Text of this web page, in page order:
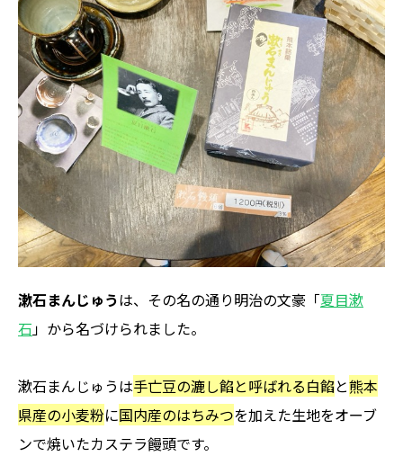
漱石まんじゅうは、その名の通り明治の文豪「夏目漱
石」から名づけられました。
漱石まんじゅうは手亡豆の漉し餡と呼ばれる白餡と熊本
県産の小麦粉に国内産のはちみつを加えた生地をオーブ
ンで焼いたカステラ饅頭です。